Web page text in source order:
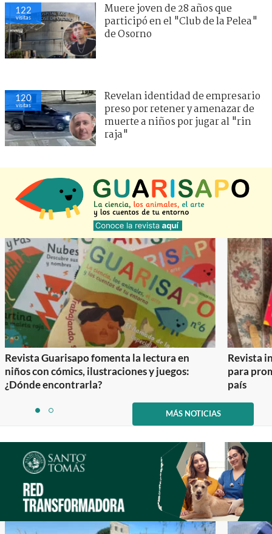
122
visitas
Muere joven de 28 años que
participó en el "Club de la Pelea"
de Osorno
120
visitas
Revelan identidad de empresario
preso por retener y amenazar de
muerte a niños por jugar al "rin
raja"
Revista Guarisapo fomenta la lectura en
niños con cómics, ilustraciones y juegos:
¿Dónde encontrarla?
Revista
para
país
itemitem
2
MÁS NOTICIAS